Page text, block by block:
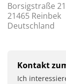
Borsigstraße 21
21465 Reinbek
Deutschland
Kontakt
Ich